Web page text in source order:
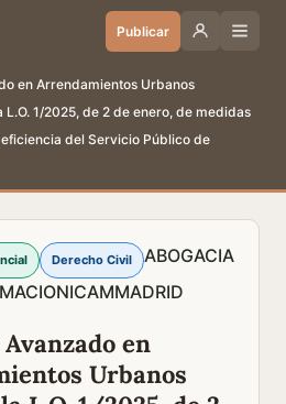
Publicar
en Arrendamientos Urbanos
L.O. 1/2025, de 2 de enero, de medidas
del Servicio Público de
Derecho Civil
ABOGACIA
ICAMMADRID
en
Urbanos